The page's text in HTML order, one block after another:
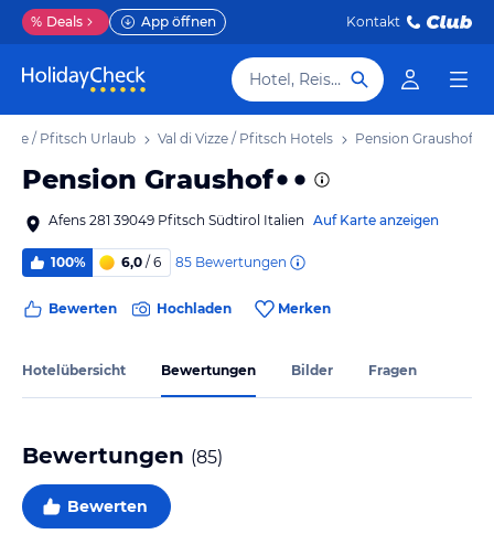
% Deals App öffnen Kontakt
Hotel, Reiseziel
/ Pfitsch Urlaub Val di Vizze / Pfitsch Hotels Pension Graushof
Pension Graushof
Afens 281 39049 Pfitsch Südtirol Italien Auf Karte anzeigen
100% 6,0 / 6 85 Bewertungen
Bewerten Hochladen Merken
Hotelübersicht Bewertungen Bilder Fragen
Bewertungen (85)
Bewerten